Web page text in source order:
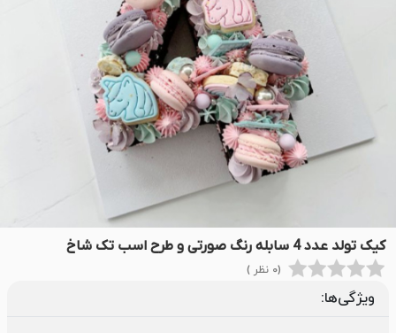
کیک تولد عدد 4 سابله رنگ صورتی و طرح اسب تک شاخ
(0 نظر )
ویژگی‌ها: